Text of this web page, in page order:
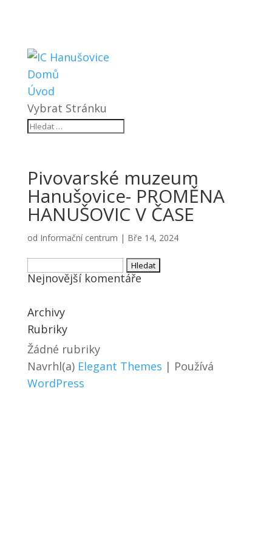
Domů
Úvod
Vybrat Stránku
Pivovarské muzeum
Hanušovice- PROMĚNA
HANUŠOVIC V ČASE
od Informační centrum | Bře 14, 2024
Vyhledávání
Nejnovější komentáře
Archivy
Rubriky
Žádné rubriky
Navrhl(a) Elegant Themes | Používá
WordPress